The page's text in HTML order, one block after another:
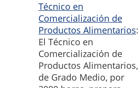
Técnico en
Comercialización de
Productos Alimentarios:
El Técnico en
Comercialización de
Productos Alimentarios,
de Grado Medio, por